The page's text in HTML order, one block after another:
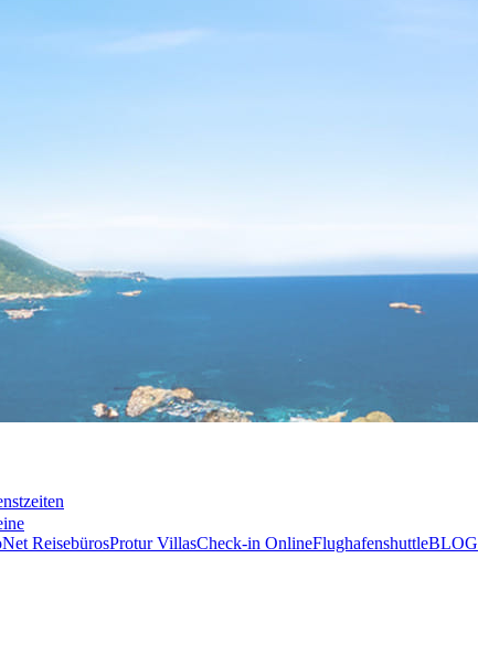
ReisebürosProtur VillasCheck-in OnlineFlughafenshuttleBLOG